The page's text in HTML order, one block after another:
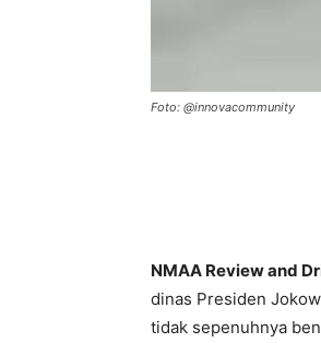
Foto: @innovacommunity
NMAA Review and
dinas Presiden
tidak sepenuhnya